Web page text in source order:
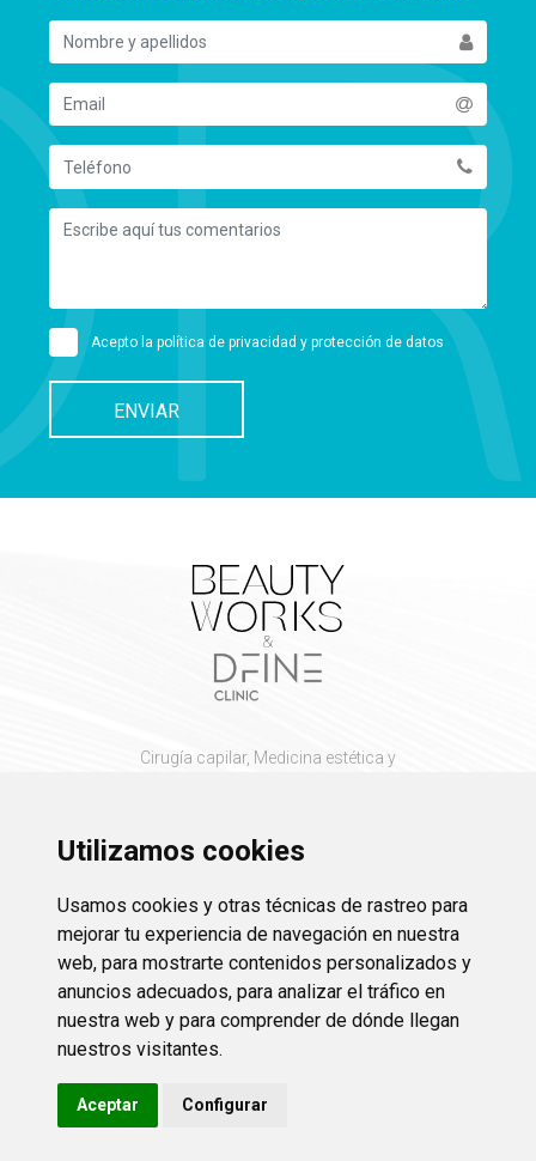
Utilizamos cookies
Usamos cookies y otras técnicas de rastreo para
mejorar tu experiencia de navegación en nuestra
web, para mostrarte contenidos personalizados y
anuncios adecuados, para analizar el tráfico en
nuestra web y para comprender de dónde llegan
nuestros visitantes.
Aceptar Configurar
Acepto lapolítica de privacidad y protección de datos
ENVIAR
Cirugía capilar, Medicina estética y
Aviso legal
Protección de datos
Política de cookies
+34 931 190 259
+34 605 674 799